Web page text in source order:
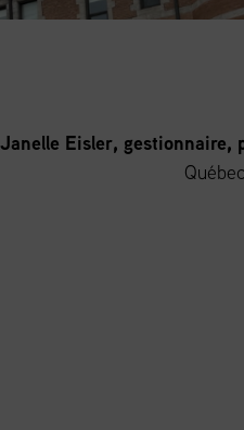
Janelle Eisler, gestionnaire,